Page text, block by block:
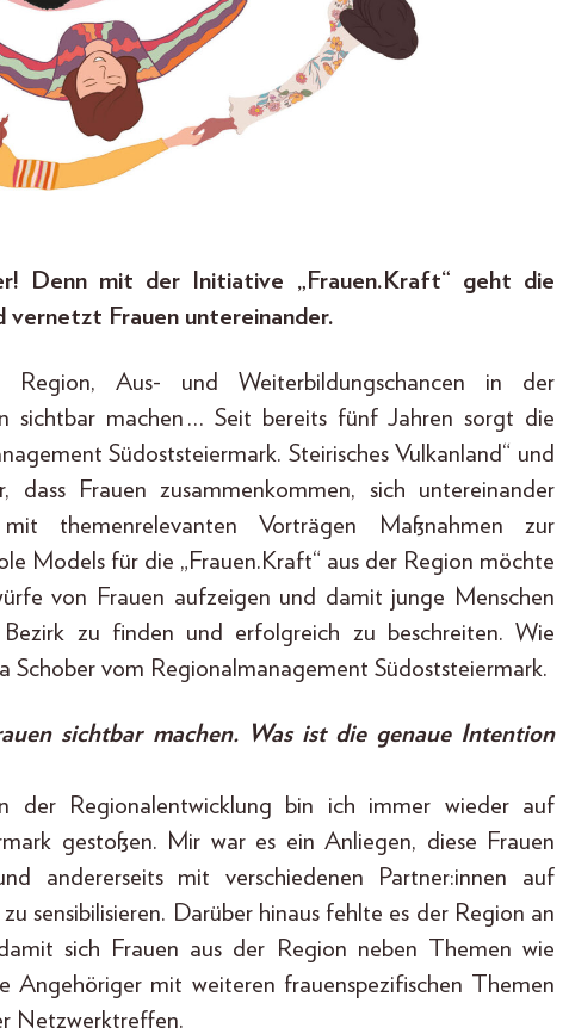
Denn mit der Initiative „Frauen.Kraft“ geht die
vernetzt Frauen untereinander.
Aus- und Weiterbildungschancen in der
sichtbar machen … Seit bereits fünf Jahren sorgt die
Südoststeiermark. Steirisches Vulkanland“ und
dass Frauen zusammenkommen, sich untereinander
themenrelevanten Vorträgen Maßnahmen zur
Models für die „Frauen.Kraft“ aus der Region möchte
von Frauen aufzeigen und damit junge Menschen
zu finden und erfolgreich zu beschreiten. Wie
Schober vom Regionalmanagement Südoststeiermark.
sichtbar machen. Was ist die genaue Intention
der Regionalentwicklung bin ich immer wieder auf
gestoßen. Mir war es ein Anliegen, diese Frauen
andererseits mit verschiedenen Partner:innen auf
sensibilisieren. Darüber hinaus fehlte es der Region an
sich Frauen aus der Region neben Themen wie
Angehöriger mit weiteren frauenspezifischen Themen
Netzwerktreffen.